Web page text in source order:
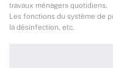
travaux ménagers quotidiens.
Les fonctions du système de
la désinfection, etc.